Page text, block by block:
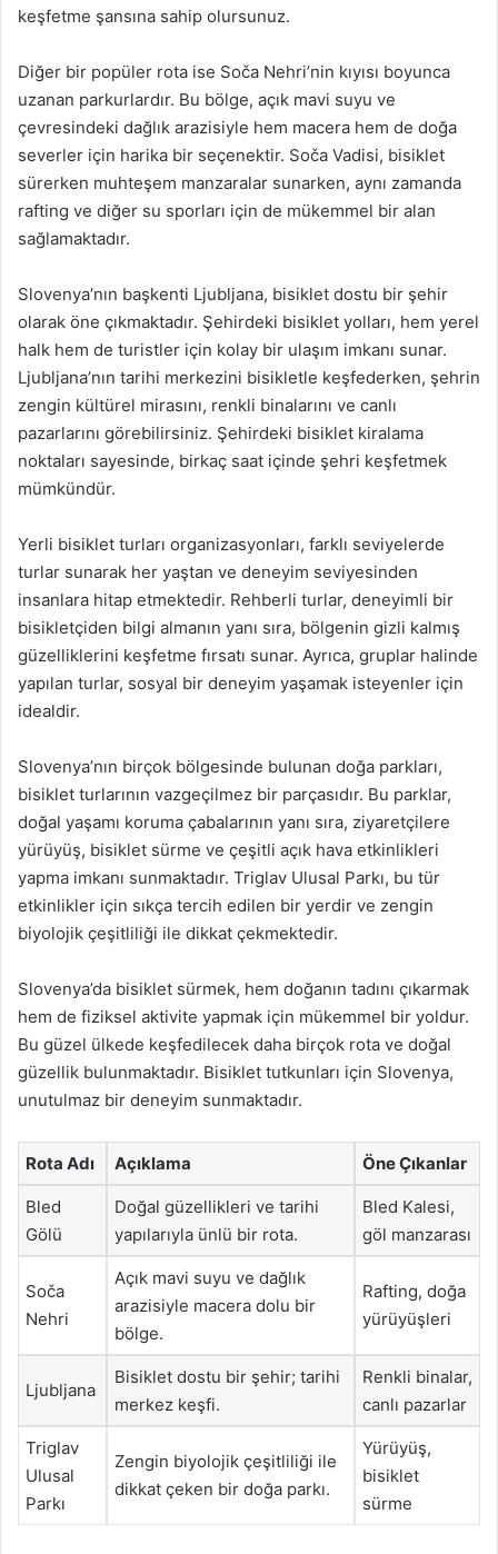
keşfetme şansına sahip olursunuz.
Diğer bir popüler rota ise Soča Nehri’nin kıyısı boyunca
uzanan parkurlardır. Bu bölge, açık mavi suyu ve
çevresindeki dağlık arazisiyle hem macera hem de doğa
severler için harika bir seçenektir. Soča Vadisi, bisiklet
sürerken muhteşem manzaralar sunarken, aynı zamanda
rafting ve diğer su sporları için de mükemmel bir alan
sağlamaktadır.
Slovenya’nın başkenti Ljubljana, bisiklet dostu bir şehir
olarak öne çıkmaktadır. Şehirdeki bisiklet yolları, hem yerel
halk hem de turistler için kolay bir ulaşım imkanı sunar.
Ljubljana’nın tarihi merkezini bisikletle keşfederken, şehrin
zengin kültürel mirasını, renkli binalarını ve canlı
pazarlarını görebilirsiniz. Şehirdeki bisiklet kiralama
noktaları sayesinde, birkaç saat içinde şehri keşfetmek
mümkündür.
Yerli bisiklet turları organizasyonları, farklı seviyelerde
turlar sunarak her yaştan ve deneyim seviyesinden
insanlara hitap etmektedir. Rehberli turlar, deneyimli bir
bisikletçiden bilgi almanın yanı sıra, bölgenin gizli kalmış
güzelliklerini keşfetme fırsatı sunar. Ayrıca, gruplar halinde
yapılan turlar, sosyal bir deneyim yaşamak isteyenler için
idealdir.
Slovenya’nın birçok bölgesinde bulunan doğa parkları,
bisiklet turlarının vazgeçilmez bir parçasıdır. Bu parklar,
doğal yaşamı koruma çabalarının yanı sıra, ziyaretçilere
yürüyüş, bisiklet sürme ve çeşitli açık hava etkinlikleri
yapma imkanı sunmaktadır. Triglav Ulusal Parkı, bu tür
etkinlikler için sıkça tercih edilen bir yerdir ve zengin
biyolojik çeşitliliği ile dikkat çekmektedir.
Slovenya’da bisiklet sürmek, hem doğanın tadını çıkarmak
hem de fiziksel aktivite yapmak için mükemmel bir yoldur.
Bu güzel ülkede keşfedilecek daha birçok rota ve doğal
güzellik bulunmaktadır. Bisiklet tutkunları için Slovenya,
unutulmaz bir deneyim sunmaktadır.
Rota Adı Açıklama Öne Çıkanlar
Bled
Gölü
Doğal güzellikleri ve tarihi
yapılarıyla ünlü bir rota.
Bled Kalesi,
göl manzarası
Soča
Nehri
Açık mavi suyu ve dağlık
arazisiyle macera dolu bir
bölge.
Rafting, doğa
yürüyüşleri
Ljubljana
Bisiklet dostu bir şehir; tarihi
merkez keşfi.
Renkli binalar,
canlı pazarlar
Triglav
Ulusal
Parkı
Zengin biyolojik çeşitliliği ile
dikkat çeken bir doğa parkı.
Yürüyüş,
bisiklet
sürme